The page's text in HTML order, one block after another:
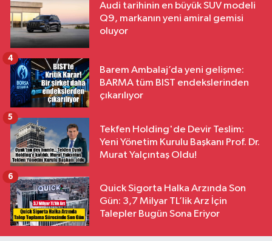
Audi tarihinin en büyük SUV modeli
Q9, markanın yeni amiral gemisi
oluyor
Barem Ambalaj’da yeni gelişme:
BARMA tüm BIST endekslerinden
çıkarılıyor
4
Tekfen Holding'de Devir Teslim:
Yeni Yönetim Kurulu Başkanı Prof. Dr.
Murat Yalçıntaş Oldu!
5
Quick Sigorta Halka Arzında Son
Gün: 3,7 Milyar TL’lik Arz İçin
Talepler Bugün Sona Eriyor
6